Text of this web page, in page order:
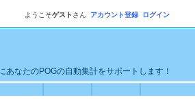
ようこそゲスト さん アカウント登録 ログイン
なたのPOGの自動集計をサポートします！